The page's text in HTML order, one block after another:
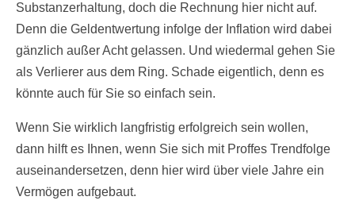
Substanzerhaltung, doch die Rechnung hier nicht auf.
Denn die Geldentwertung infolge der Inflation wird dabei
gänzlich außer Acht gelassen. Und wiedermal gehen Sie
als Verlierer aus dem Ring. Schade eigentlich, denn es
könnte auch für Sie so einfach sein.
Wenn Sie wirklich langfristig erfolgreich sein wollen,
dann hilft es Ihnen, wenn Sie sich mit Proffes Trendfolge
auseinandersetzen, denn hier wird über viele Jahre ein
Vermögen aufgebaut.